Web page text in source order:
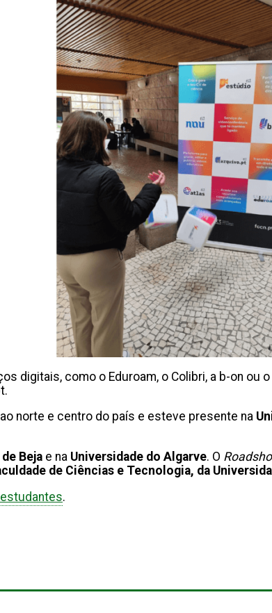
digitais, como o Eduroam, o Colibri, a b-on ou
ao norte e centro do país e esteve presente na
Beja e na Universidade do Algarve. O
de Ciências e Tecnologia, da
.